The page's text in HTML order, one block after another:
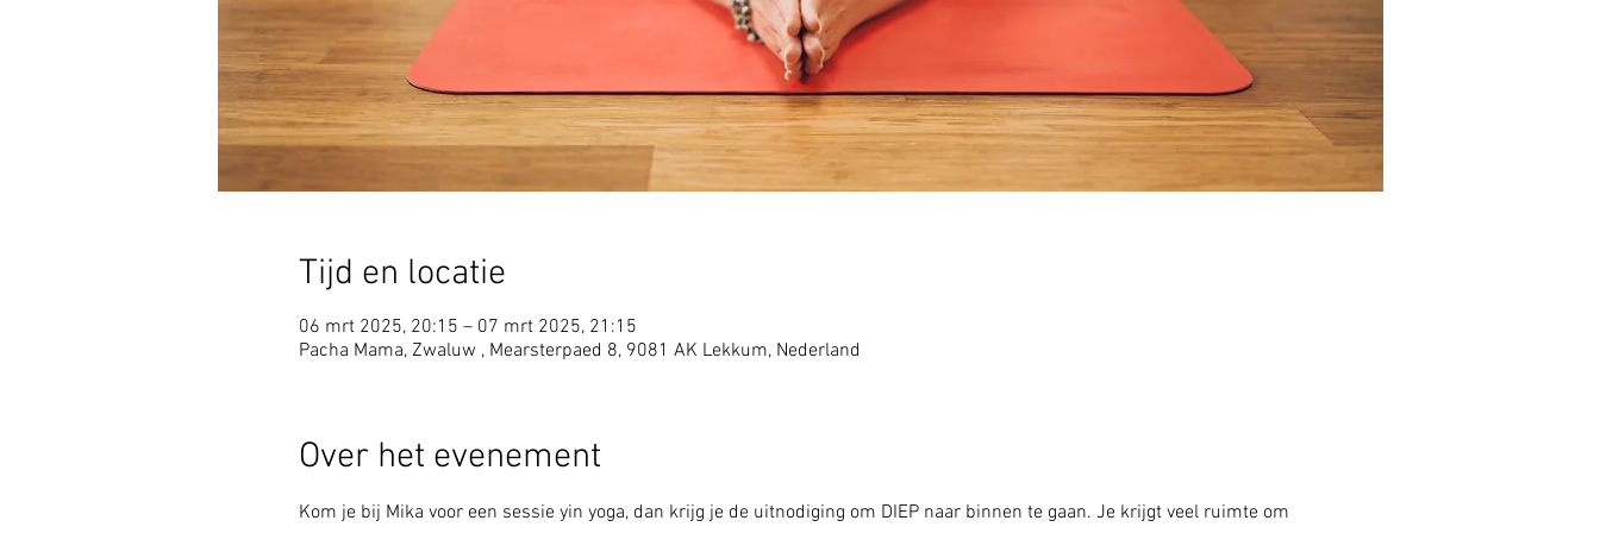
Tijd en locatie
06 mrt 2025, 20:15 – 07 mrt 2025, 21:15
Pacha Mama, Zwaluw , Mearsterpaed 8, 9081 AK Lekkum, Nederland
Over het evenement
Kom je bij Mika voor een sessie yin yoga, dan krijg je de uitnodiging om DIEP naar binnen te gaan. Je krijgt veel ruimte om